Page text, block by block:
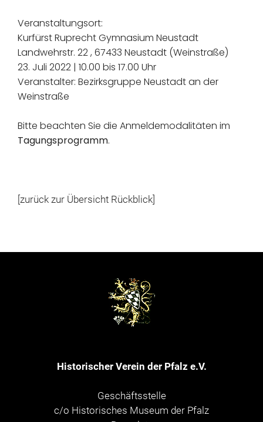
Veranstaltungsort:
Kurfürst Ruprecht Gymnasium Neustadt
Landwehrstr. 22 , 67433 Neustadt (Weinstraße)
23. Juli 2022 | 10.00 bis 17.00 Uhr
Veranstalter: Bezirksgruppe Neustadt an der
Weinstraße
Bitte beachten Sie die Anmeldemodalitäten im
Tagungsprogramm.
[zurück zur Übersicht Rückblick]
Historischer Verein der Pfalz e.V.
Geschäftsstelle
c/o Historisches Museum der Pfalz